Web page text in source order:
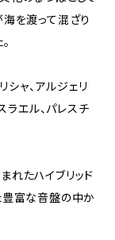
を渡って混ざり
シャ、アルジェリ
ラエル、パレスチ
れたハイブリッド
豊富な音盤の中か